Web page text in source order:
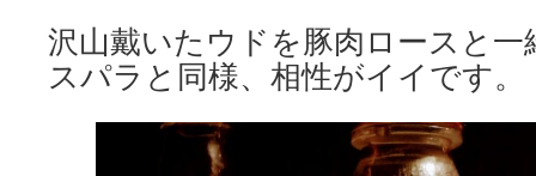
沢山戴いたウドを豚肉ロースと
スパラと同様、相性がイイです。